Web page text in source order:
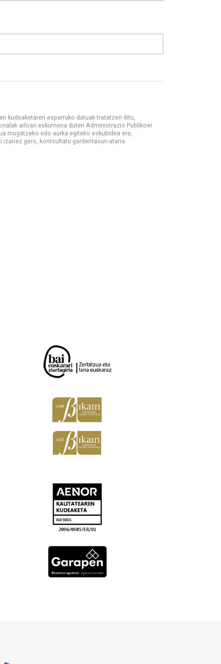
kudeaketaren esparruko datuak tratatzen ditu,
arloan eskumena duten Administrazio Publikoei
mugatzeko edo aurka egiteko eskubidea ere,
gero, kontsultatu gardentasun-ataria: